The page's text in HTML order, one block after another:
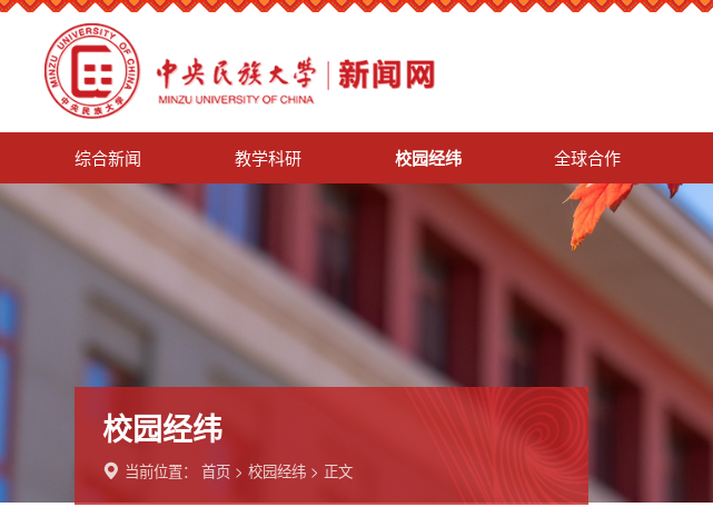
综合新闻 教学科研 校园经纬 全球合作
校园经纬
当前位置：首页 >校园经纬 > 正文